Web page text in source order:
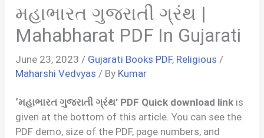
મહાભારત ગુજરાતી ગ્રંથ |
Mahabharat PDF In Gujarati
June 23, 2023 / Gujarati Books PDF, Religious /
Maharshi Vedvyas / By Kumar
‘મહાભારત ગુજરાતી ગ્રંથ’ PDF Quick download link is
given at the bottom of this article. You can see the
PDF demo, size of the PDF, page numbers, and